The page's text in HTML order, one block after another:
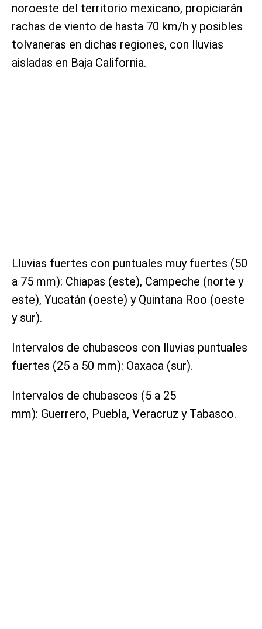
noroeste del territorio mexicano, propiciarán
rachas de viento de hasta 70 km/h y posibles
tolvaneras en dichas regiones, con lluvias
aisladas en Baja California.
Lluvias fuertes con puntuales muy fuertes (50
a 75 mm): Chiapas (este), Campeche (norte y
este), Yucatán (oeste) y Quintana Roo (oeste
y sur).
Intervalos de chubascos con lluvias puntuales
fuertes (25 a 50 mm): Oaxaca (sur).
Intervalos de chubascos (5 a 25
mm): Guerrero, Puebla, Veracruz y Tabasco.